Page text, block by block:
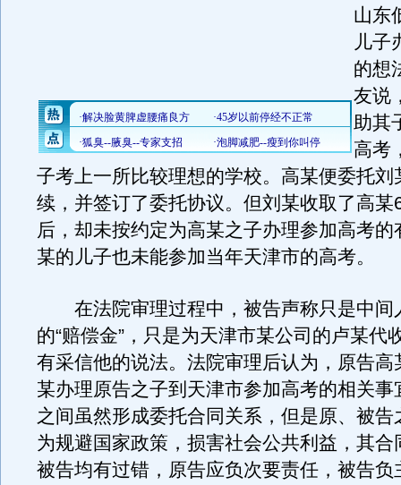
山东
儿子
的想
友说
助其
高考
子考上一所比较理想的学校。高某便委托刘
续，并签订了委托协议。但刘某收取了高某
后，却未按约定为高某之子办理参加高考的
某的儿子也未能参加当年天津市的高考。
在法院审理过程中，被告声称只是中间
的“赔偿金”，只是为天津市某公司的卢某代
有采信他的说法。法院审理后认为，原告高
某办理原告之子到天津市参加高考的相关事
之间虽然形成委托合同关系，但是原、被告
为规避国家政策，损害社会公共利益，其合
被告均有过错，原告应负次要责任，被告负